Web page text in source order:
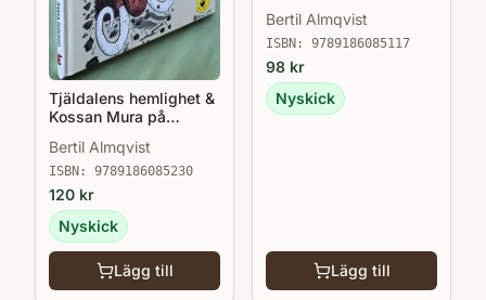
Tjäldalens hemlighet &
Kossan Mura på
Hedenhös 9
Bertil Almqvist
ISBN: 9789186085230
120 kr
Nyskick
Lägg till
Hedenhös 6
Bertil Almqvist
ISBN: 9789186085117
98 kr
Nyskick
Lägg till